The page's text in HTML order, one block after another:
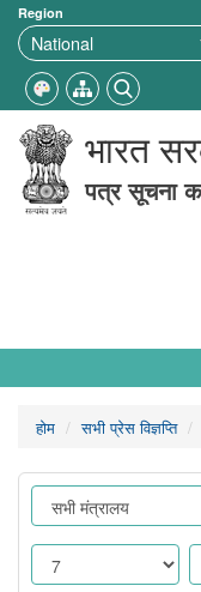
Region
भारत
पत्र सूचना
होम सभी प्रेस विज्ञप्ति